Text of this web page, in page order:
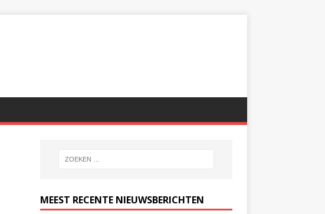
MEEST RECENTE NIEUWSBERICHTEN